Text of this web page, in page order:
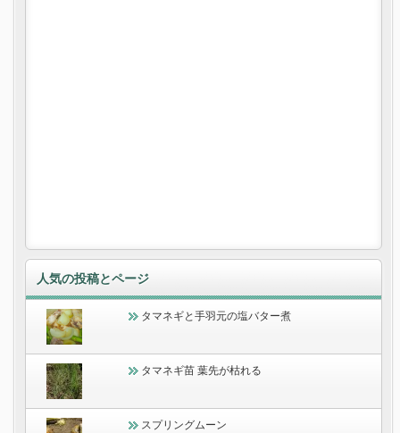
人気の投稿とページ
タマネギと手羽元の塩バター煮
タマネギ苗 葉先が枯れる
スプリングムーン